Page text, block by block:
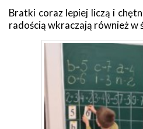
Bratki coraz lepiej liczą i
radością wkraczają również w